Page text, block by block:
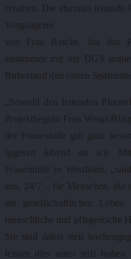
erhalten. Die ehemals
Vorgängerin
von Frau Reiche, hat das
zusammen mit der DGS
Ruhestand den ersten
„Sowohl den leitenden
Projektbeginn Frau Weigt-
der Frauenhilfe gilt ganz
Iggesen lobend an alle
Frauenhilfe in Westfalen,
aus, 24/7 – für Menschen, die
am gesellschaftlichen Leben
menschliche und pflegerische
Sie sind dabei stets
leisten dies unter teils hohen